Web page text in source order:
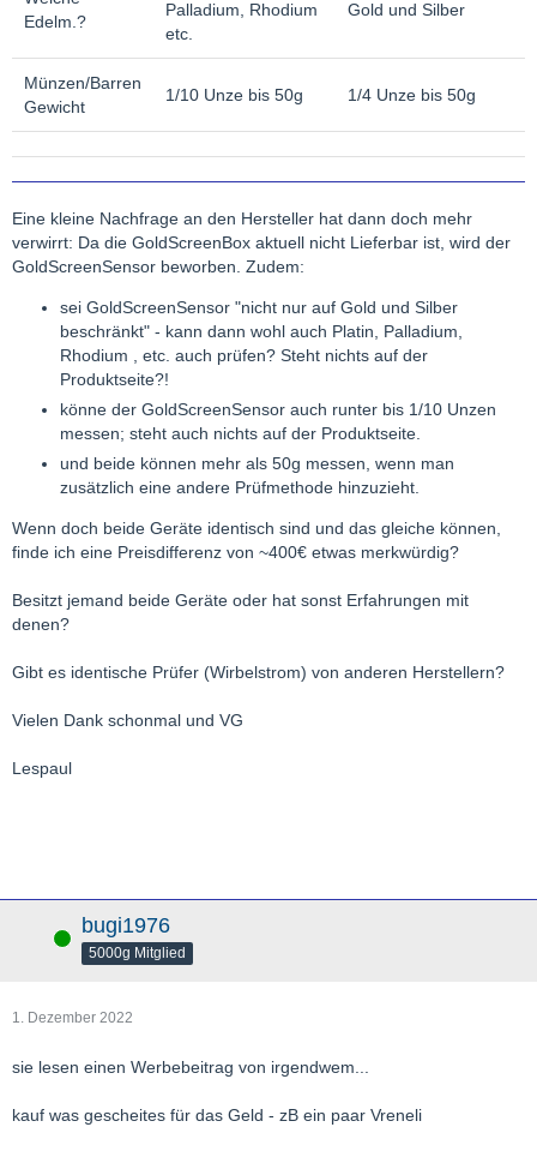
Edelm.?
Palladium, Rhodium
etc.
Gold und Silber
Münzen/Barren
Gewicht
1/10 Unze bis 50g 1/4 Unze bis 50g
Eine kleine Nachfrage an den Hersteller hat dann doch mehr
verwirrt: Da die GoldScreenBox aktuell nicht Lieferbar ist, wird der
GoldScreenSensor beworben. Zudem:
sei GoldScreenSensor "nicht nur auf Gold und Silber
beschränkt" - kann dann wohl auch Platin, Palladium,
Rhodium , etc. auch prüfen? Steht nichts auf der
Produktseite?!
könne der GoldScreenSensor auch runter bis 1/10 Unzen
messen; steht auch nichts auf der Produktseite.
und beide können mehr als 50g messen, wenn man
zusätzlich eine andere Prüfmethode hinzuzieht.
Wenn doch beide Geräte identisch sind und das gleiche können,
finde ich eine Preisdifferenz von ~400€ etwas merkwürdig?
Besitzt jemand beide Geräte oder hat sonst Erfahrungen mit
denen?
Gibt es identische Prüfer (Wirbelstrom) von anderen Herstellern?
Vielen Dank schonmal und VG
Lespaul
Online bugi1976
5000g Mitglied
1. Dezember 2022
sie lesen einen Werbebeitrag von irgendwem...
kauf was gescheites für das Geld - zB ein paar Vreneli